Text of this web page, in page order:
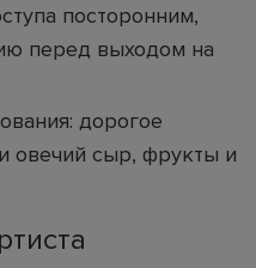
посторонним,
перед выходом на
дорогое
овечий сыр, фрукты и